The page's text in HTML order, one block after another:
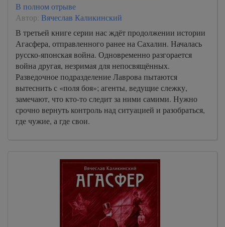
В полном отрыве
Автор: Вячеслав Каликинский
В третьей книге серии нас ждёт продолжении истории
Агасфера, отправленного ранее на Сахалин. Началась
русско-японская война. Одновременно разгорается
война другая, незримая для непосвящённых.
Разведочное подразделение Лаврова пытаются
вытеснить с «поля боя»; агенты, ведущие слежку,
замечают, что кто-то следит за ними самими. Нужно
срочно вернуть контроль над ситуацией и разобраться,
где чужие, а где свои.